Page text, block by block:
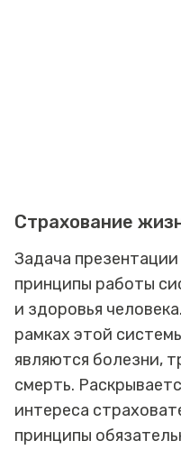
Страхование
Задача
принципы работы
и здоровья
рамках этой
являются болезни,
смерть.
интереса
принципы